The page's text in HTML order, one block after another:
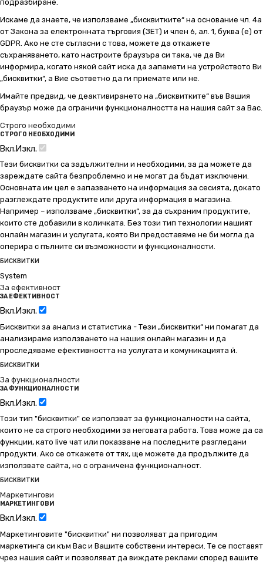
подразбиране.
Искаме да знаете, че използваме „бисквитките“ на основание чл. 4а
от Закона за електронната търговия (ЗЕТ) и член 6, ал. 1, буква (е) от
GDPR. Ако не сте съгласни с това, можете да откажете
съхраняването, като настроите браузъра си така, че да Ви
информира, когато някой сайт иска да запамети на устройството Ви
„бисквитки“, а Вие съответно да ги приемате или не.
Имайте предвид, че деактивирането на „бисквитките“ във Вашия
браузър може да ограничи функционалността на нашия сайт за Вас.
Строго необходими
СТРОГО НЕОБХОДИМИ
Вкл.Изкл.
Тези бисквитки са задължителни и необходими, за да можете да
зареждате сайта безпроблемно и не могат да бъдат изключени.
Основната им цел е запазването на информация за сесията, докато
разглеждате продуктите или друга информация в магазина.
Например – използваме „бисквитки“, за да съхраним продуктите,
които сте добавили в количката. Без този тип технологии нашият
онлайн магазин и услугата, която Ви предоставяме не би могла да
оперира с пълните си възможности и функционалности.
БИСКВИТКИ
System
За ефективност
ЗА ЕФЕКТИВНОСТ
Вкл.Изкл.
Бисквитки за анализ и статистика - Тези „бисквитки“ ни помагат да
анализираме използването на нашия онлайн магазин и да
проследяваме ефективността на услугата и комуникацията й.
БИСКВИТКИ
За функционалности
ЗА ФУНКЦИОНАЛНОСТИ
Вкл.Изкл.
Този тип "бисквитки" се използват за функционалности на сайта,
които не са строго необходими за неговата работа. Това може да са
функции, като live чат или показване на последните разгледани
продукти. Ако се откажете от тях, ще можете да продължите да
използвате сайта, но с ограничена функционалност.
БИСКВИТКИ
Маркетингови
МАРКЕТИНГОВИ
Вкл.Изкл.
Маркетинговите "бисквитки" ни позволяват да пригодим
маркетинга си към Вас и Вашите собствени интереси. Те се поставят
чрез нашия сайт и позволяват да виждате реклами според вашите